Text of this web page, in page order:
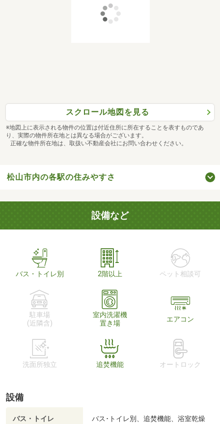
スクロール地図を見る
※地図上に表示される物件の位置は付近住所に所在することを表すものであ
り、実際の物件所在地とは異なる場合がございます。
正確な物件所在地は、取扱い不動産会社にお問い合わせください。
松山市内の各駅の住みやすさ
設備など
バス・トイレ別 2階以上 ペット相談可
駐車場
(近隣含)
室内洗濯機
置き場
エアコン
洗面所独立 追焚機能 オートロック
設備
バス・トイレ
バス･トイレ別、追焚機能、浴室乾燥